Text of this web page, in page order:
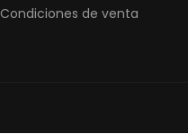
Condiciones de venta